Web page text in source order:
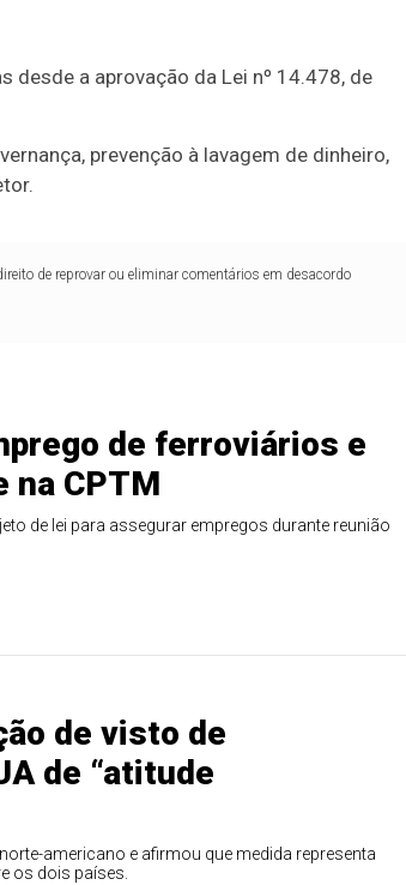
a aprovação da Lei nº 14.478, de
prevenção à lavagem de dinheiro,
de reprovar ou eliminar comentários em desacordo
de ferroviários e
na CPTM
de lei para assegurar empregos durante reunião
de visto de
de “atitude
americano e afirmou que medida representa
os dois países.